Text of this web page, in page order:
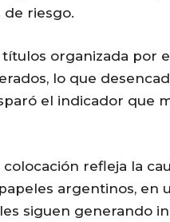
de riesgo.
títulos organizada por
lo que
el indicador que
colocación refleja la
argentinos, en
siguen generando